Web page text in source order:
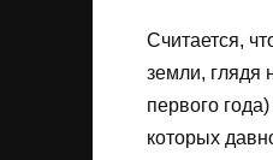
Считается,
земли, глядя
первого
которых